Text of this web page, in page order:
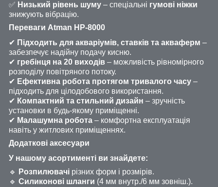
✅ Низький рівень шуму – спеціальні гумові ніжки
знижують вібрацію.
Переваги Atman HP-8000
✔ Підходить для акваріумів, ставків та акваферм –
забезпечує надійну подачу кисню.
✔ гребінця на 20 виходів – можливість рівномірного
розподілу повітряного потоку.
✔ Ефективна робота протягом тривалого часу –
підходить для цілодобового використання.
✔ Компактний та стильний дизайн – зручність
установки в будь-якому приміщенні.
✔ Малашумна робота – комфортна експлуатація
навіть у житлових приміщеннях.
Додаткові аксесуари
У нашому асортименті ви знайдете:
🔹
Розпилювачі різних форм і розмірів.
🔹 Силиконові шланги (4 мм внутр./6 мм зовніш.).